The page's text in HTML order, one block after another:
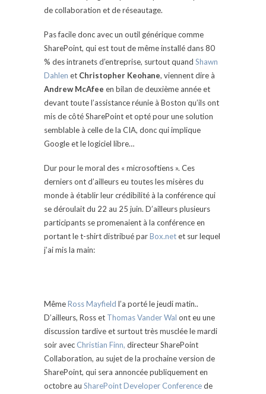
de collaboration et de réseautage.
Pas facile donc avec un outil générique comme
SharePoint, qui est tout de même installé dans 80
% des intranets d’entreprise, surtout quand Shawn
Dahlen et Christopher Keohane, viennent dire à
Andrew McAfee en bilan de deuxième année et
devant toute l’assistance réunie à Boston qu’ils ont
mis de côté SharePoint et opté pour une solution
semblable à celle de la CIA, donc qui implique
Google et le logiciel libre…
Dur pour le moral des « microsoftiens ». Ces
derniers ont d’ailleurs eu toutes les misères du
monde à établir leur crédibilité à la conférence qui
se déroulait du 22 au 25 juin. D’ailleurs plusieurs
participants se promenaient à la conférence en
portant le t-shirt distribué parBox.netet sur lequel
j’ai mis la main:
MêmeRoss Mayfield l’a porté le jeudi matin..
D’ailleurs, Ross et Thomas Vander Wal ont eu une
discussion tardive et surtout très musclée le mardi
soir avec Christian Finn, directeur SharePoint
Collaboration, au sujet de la prochaine version de
SharePoint, qui sera annoncée publiquement en
octobre au SharePoint Developer Conferencede